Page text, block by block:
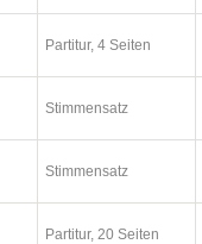
Partitur, 4 Seiten
Stimmensatz
Stimmensatz
Partitur, 20 Seiten